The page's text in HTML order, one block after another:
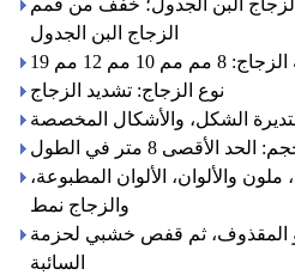
البن الجدول؛ خفف من قمم
الزجاج البن الجدول
مم 10 مم 12 مم 19
نوع الزجاج: تشديد الزجاج
الشكل، والأشكال المخصصة
الأقصى 8 متر في الطول
والألوان، الألوان المطبوعة،
والزجاج نمط
أو المقذوف، ثم قفص خشبي لحزمة
السائبة